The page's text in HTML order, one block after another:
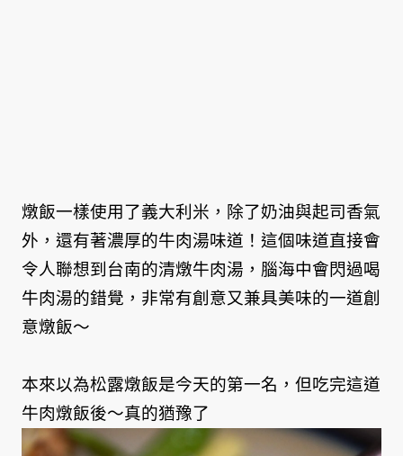
燉飯一樣使用了義大利米，除了奶油與起司香氣
外，還有著濃厚的牛肉湯味道！這個味道直接會
令人聯想到台南的清燉牛肉湯，腦海中會閃過喝
牛肉湯的錯覺，非常有創意又兼具美味的一道創
意燉飯～
本來以為松露燉飯是今天的第一名，但吃完這道
牛肉燉飯後～真的猶豫了